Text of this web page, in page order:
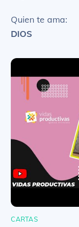
Quien te ama:
DIOS
CARTAS